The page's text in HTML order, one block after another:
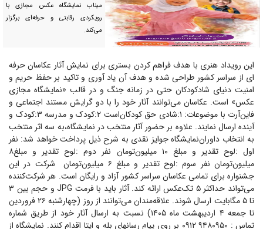
میناب نمایشگاه عکس مجازی با
رویکردی رقابتی و حرفه‌ای برگزار
می‌کند.
این رویداد هنری با هدف فراهم‌ کردن بستری برای نمایش آثار عکاسان حرفه
ای از سراسر کشور طراحی شده و هدف آن یاد آوری و تاکید بر حفظ حریم و
امنیت دنیای شادکودکان حتی در زمانه جنگ‌ و در قالب «نمایشگاه مجازی
عکس» است. عکاسان می‌توانند آثار خود را با دو گرایش مستند اجتماعی و
فاین‌آرت با موضوعات: ۱:شادی حق کودکان‌است ۲:کودک و مدرسه ۳:کودک و
آینده ارسال نمایند. علاوه بر حضور آثار منتخب در نمایشگاه،به سه اثر منتخب
به انتخاب داوران‌نمایشگاه جوایز نقدی به شرح ذیل پرداخت خواهد شد: نفر
اول :لوح تقدیر و مبلغ ۱۰ میلیون‌تومان نفر دوم :لوح تقدیر و مبلغ۸
میلیون‌تومان نفر سوم :لوح تقدیر و مبلغ ۶ میلیون‌تومان ‌ شرکت در این
جشنواره برای تمامی عکاسان سراسر کشور آزاد و رایگان است. هر شرکت‌کننده
می‌تواند حداکثر ۵ تک‌عکس ارائه کند. آثار باید با فرمت JPG و حجم بین ۳
تا ۵ مگابایت ارسال شوند. علاقه‌مندان می‌توانند از روز (چهارشنبه ۲۶ فروردین
تا جمعه ۴ اردیبهشت ماه ۱۴۰۵) نسبت به ارسال آثار خود از طریق شماره
تماس : ۹۴۸۰۹۵۰ ۰۹۱۲ بر روی پیام رسانهای بله و ایتا اقدام کنند. نمایشگاه از